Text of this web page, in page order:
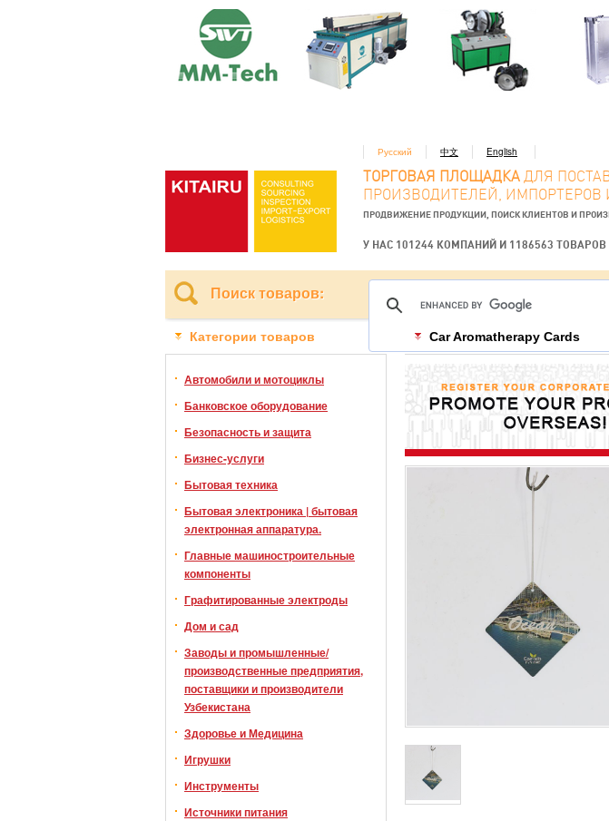
Русский 中文 English
ТОРГОВАЯ ПЛОЩАДКА ДЛЯ
ПРОИЗВОДИТЕЛЕЙ, ИМПОРТЕРОВ
ПРОДВИЖЕНИЕ ПРОДУКЦИИ, ПОИСК КЛИЕНТОВ И
У НАС 101244 КОМПАНИЙ И 1186563 ТОВАРОВ
Поиск товаров:
Категории товаров
Автомобили и мотоциклы
Банковское оборудование
Безопасность и защита
Бизнес-услуги
Бытовая техника
Бытовая электроника | бытовая
электронная аппаратура.
Главные машиностроительные
компоненты
Графитированные электроды
Дом и сад
Заводы и промышленные/
производственные предприятия,
поставщики и производители
Узбекистана
Здоровье и Медицина
Игрушки
Инструменты
Источники питания
Car Aromatherapy Cards